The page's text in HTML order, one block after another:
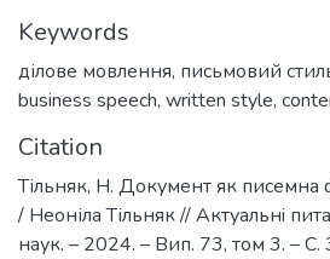
Keywords
ділове мовлення, письмовий
business speech, written style,
Citation
Тільняк, Н. Документ як
/ Неоніла Тільняк // Актуальнi
наук. – 2024. – Вип. 73, том 3. – С.